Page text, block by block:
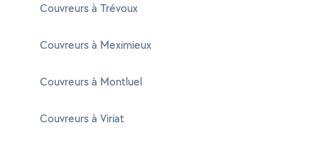
Couvreurs à Trévoux
Couvreurs à Meximieux
Couvreurs à Montluel
Couvreurs à Viriat